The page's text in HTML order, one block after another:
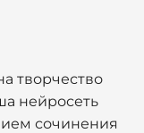
творчество
нейросеть
сочинения